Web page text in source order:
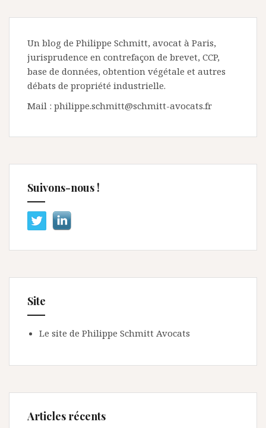
Un blog de Philippe Schmitt, avocat à Paris,
jurisprudence en contrefaçon de brevet, CCP,
base de données, obtention végétale et autres
débats de propriété industrielle.
Mail : philippe.schmitt@schmitt-avocats.fr
Suivons-nous !
Site
Le site de Philippe Schmitt Avocats
Articles récents